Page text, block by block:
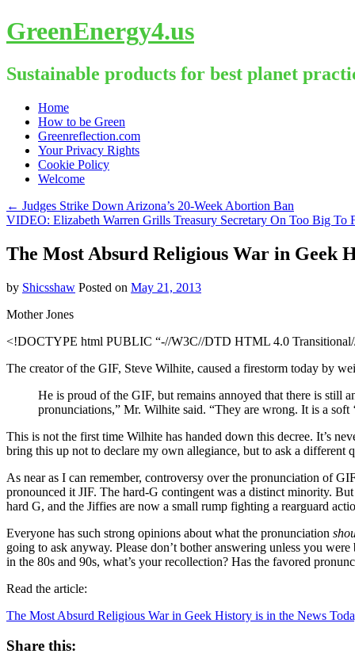
GreenEnergy4.us
Sustainable products for best planet
Skip
content
Home
How to be Green
Greenreflection.com
Your Privacy Rights
Cookie Policy
Welcome
← Judges Strike Down Arizona’s 20-Week Abortion Ban
VIDEO: Elizabeth Warren Grills Treasury Secretary On Too Big To
The Most Absurd Religious War in Geek
by Shicsshaw Posted on May 21, 2013
Mother Jones
<!DOCTYPE html PUBLIC “-//W3C//DTD HTML 4.0
The creator of the GIF, Steve Wilhite, caused a firestorm today by
He is proud of the GIF, but remains annoyed that there is still
pronunciations,” Mr. Wilhite said. “They are wrong. It is a soft
This is not the first time Wilhite has handed down this decree. It’s
bring this up not to declare my own allegiance, but to ask a different
As near as I can remember, controversy over the pronunciation of
pronounced it JIF. The hard-G contingent was a distinct minority.
hard G, and the Jiffies are now a small rump fighting a rearguard
Everyone has such strong opinions about what the pronunciation
going to ask anyway. Please don’t bother answering unless you
in the 80s and 90s, what’s your recollection? Has the favored
Read the article:
The Most Absurd Religious War in Geek History is in the News
Share this: